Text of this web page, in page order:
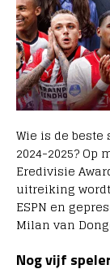
Wie is de
2024-2025?
Eredivisie
uitreiking
ESPN en
Milan van
Nog vijf